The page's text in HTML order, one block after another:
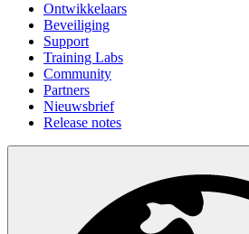
Ontwikkelaars
Beveiliging
Support
Training Labs
Community
Partners
Nieuwsbrief
Release notes